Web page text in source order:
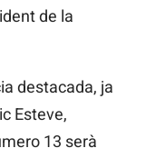
de la
destacada, ja
Esteve,
13 serà